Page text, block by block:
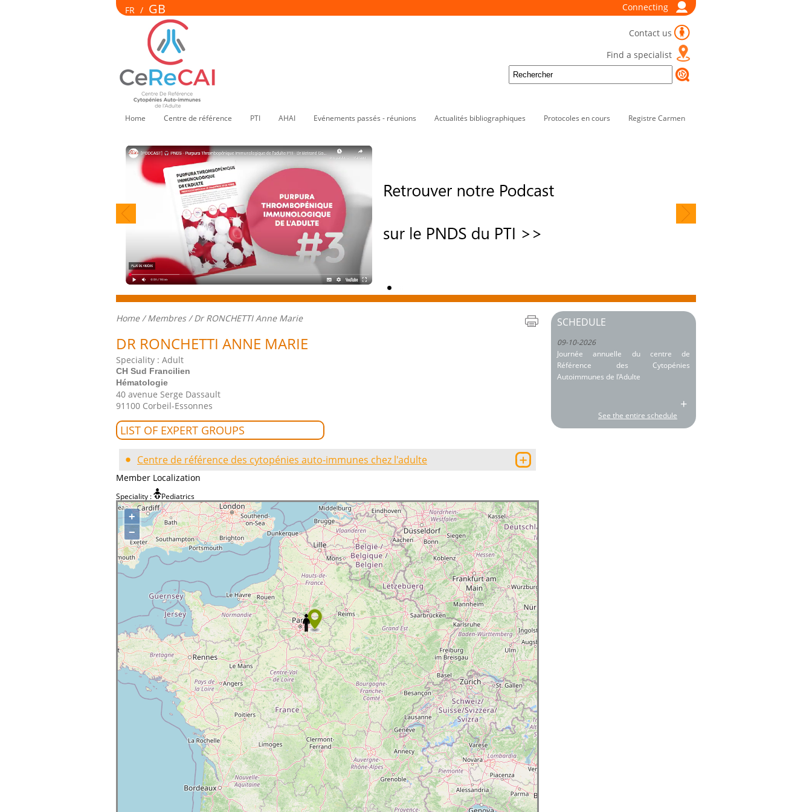
FR / GB Connecting
Contact us
Find a specialist
Home Centre de référence PTI AHAI Evénements passés - réunions Actualités bibliographiques Protocoles en cours Registre Carmen
Home/Membres/ Dr RONCHETTI Anne Marie
DR RONCHETTI ANNE MARIE
Speciality : Adult
CH Sud Francilien
Hématologie
40 avenue Serge Dassault
91100 Corbeil-Essonnes
LIST OF EXPERT GROUPS
Centre de référence des cytopénies auto-immunes chez l'adulte
Member Localization
Speciality : Pediatrics
+
−
SCHEDULE
09-10-2026
Journée annuelle du centre de
Référence des Cytopénies
Autoimmunes de l’Adulte
+
See the entire schedule